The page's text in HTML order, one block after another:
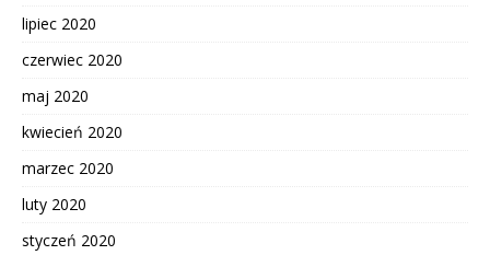
lipiec 2020
czerwiec 2020
maj 2020
kwiecień 2020
marzec 2020
luty 2020
styczeń 2020